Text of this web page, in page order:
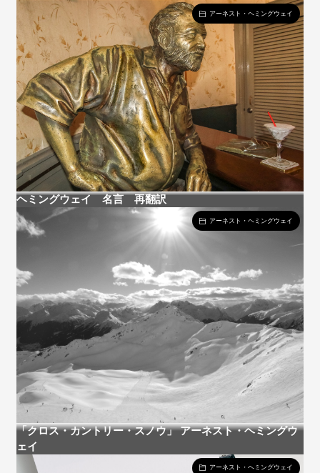
アーネスト・ヘミングウェイ
ヘミングウェイ 名言 再翻訳
アーネスト・ヘミングウェイ
「クロス・カントリー・スノウ」 アーネスト・ヘミングウ
ェイ
アーネスト・ヘミングウェイ